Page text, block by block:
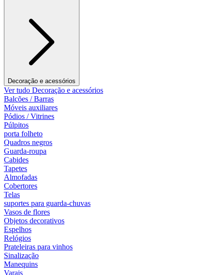
Decoração e acessórios
Ver tudo Decoração e acessórios
Balcões / Barras
Móveis auxiliares
Pódios / Vitrines
Púlpitos
porta folheto
Quadros negros
Guarda-roupa
Cabides
Tapetes
Almofadas
Cobertores
Telas
suportes para guarda-chuvas
Vasos de flores
Objetos decorativos
Espelhos
Relógios
Prateleiras para vinhos
Sinalização
Manequins
Varais